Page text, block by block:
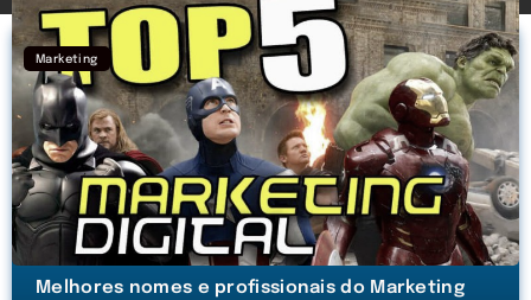
Marketing
Melhores nomes e profissionais do Marketing